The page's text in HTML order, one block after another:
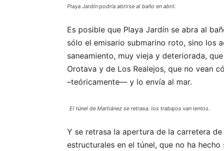
Playa Jardín podría abrirse al baño en abril.
Es posible que Playa Jardín se abra al
sólo el emisario submarino roto, sino los
saneamiento, muy vieja y deteriorada,
Orotava y de Los Realejos, que no vean
–teóricamente— y lo envía al mar.
El túnel de Martiánez se retrasa. los trabajos van lentos.
Y se retrasa la apertura de la carretera
estructurales en el túnel, que no ha